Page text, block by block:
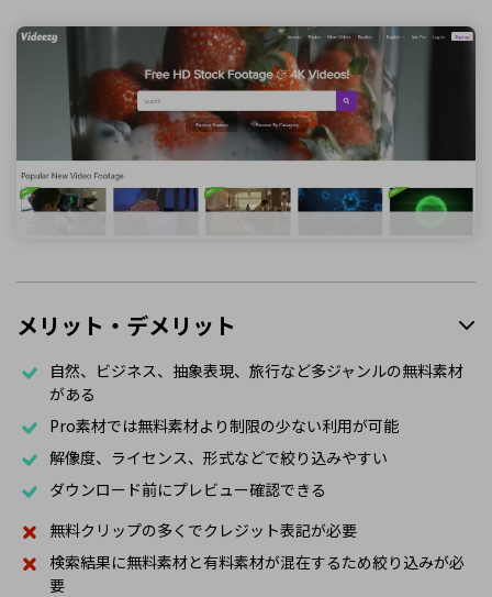
メリット・デメリット
自然、ビジネス、抽象表現、旅行など多ジャンルの無料素材
がある
Pro素材では無料素材より制限の少ない利用が可能
解像度、ライセンス、形式などで絞り込みやすい
ダウンロード前にプレビュー確認できる
無料クリップの多くでクレジット表記が必要
検索結果に無料素材と有料素材が混在するため絞り込みが必
要